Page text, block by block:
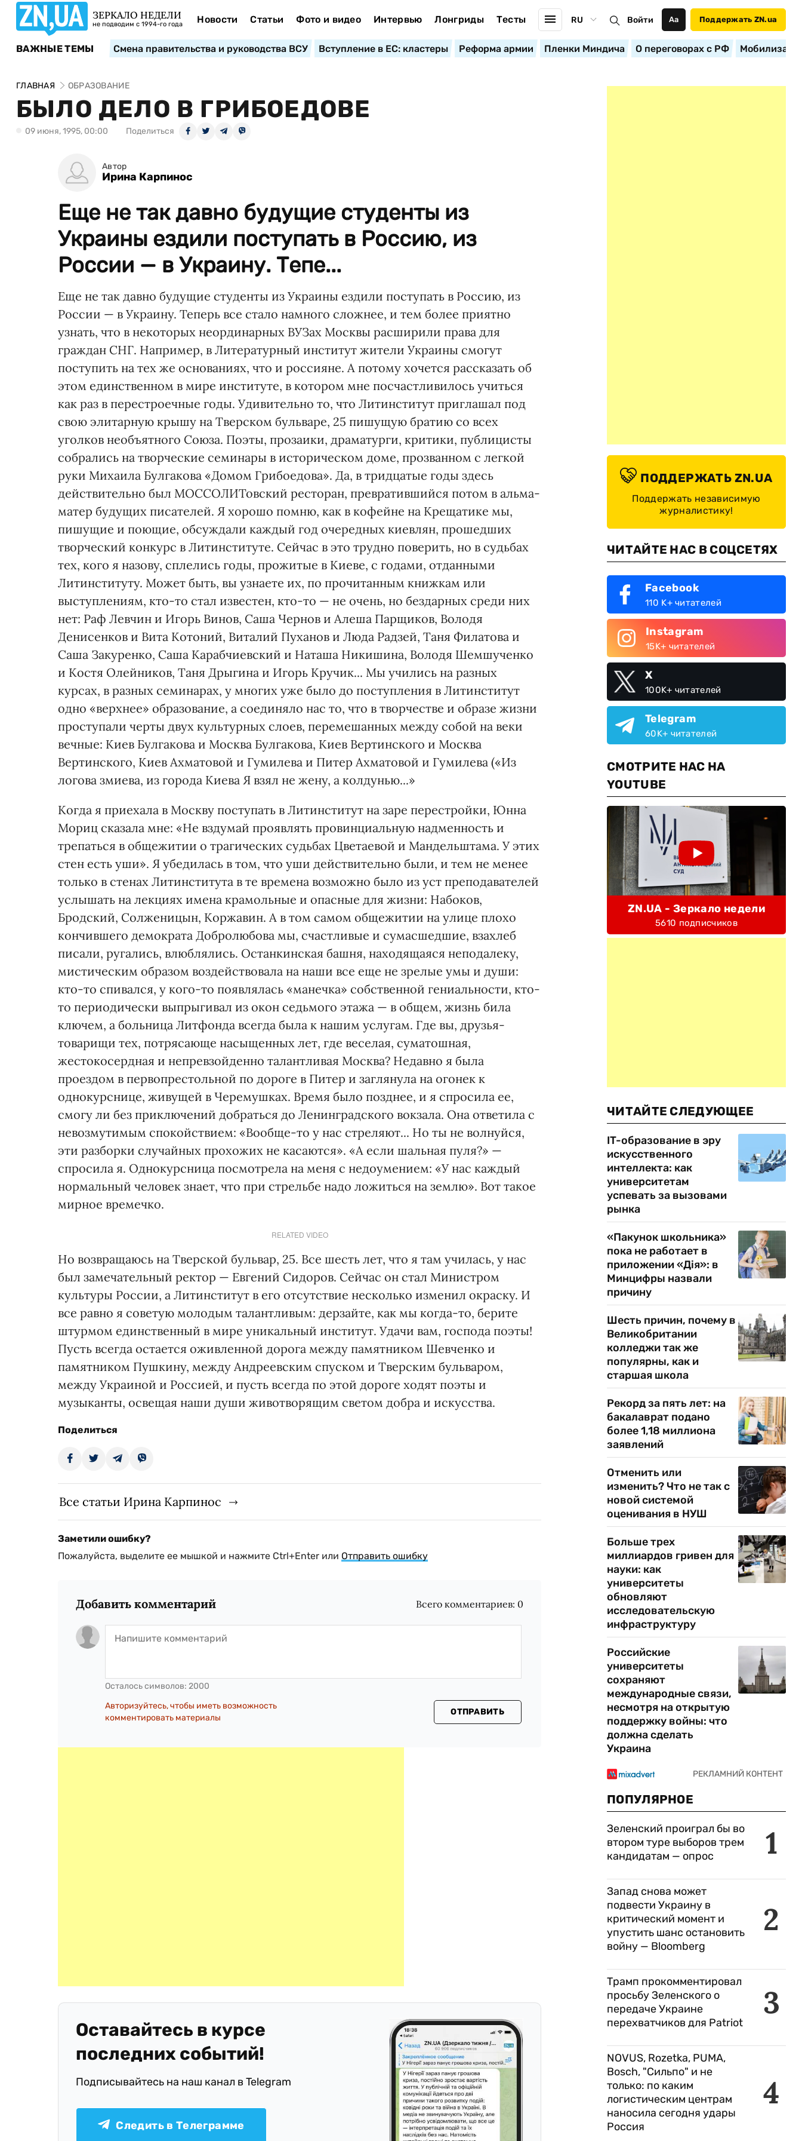
ЗЕРКАЛО НЕДЕЛИ
не подводим с 1994-го года Новости Статьи Фото и видео Интервью Лонгриды Тесты RU Войти Аа Поддержать ZN.ua
ВАЖНЫЕ ТЕМЫ Смена правительства и руководства ВСУ Вступление в ЕС: кластеры Реформа армии Пленки Миндича О переговорах с РФ
ГЛАВНАЯ ОБРАЗОВАНИЕ
БЫЛО ДЕЛО В ГРИБОЕДОВЕ
09 июня, 1995, 00:00 Поделиться
Автор
Ирина Карпинос
Еще не так давно будущие студенты из
Украины ездили поступать в Россию, из
России — в Украину. Тепе...
Еще не так давно будущие студенты из Украины ездили поступать в Россию, из
России — в Украину. Теперь все стало намного сложнее, и тем более приятно
узнать, что в некоторых неординарных ВУЗах Москвы расширили права для
граждан СНГ. Например, в Литературный институт жители Украины смогут
поступить на тех же основаниях, что и россияне. А потому хочется рассказать об
этом единственном в мире институте, в котором мне посчастливилось учиться
как раз в перестроечные годы. Удивительно то, что Литинститут приглашал под
свою элитарную крышу на Тверском бульваре, 25 пишущую братию со всех
уголков необъятного Союза. Поэты, прозаики, драматурги, критики, публицисты
собрались на творческие семинары в историческом доме, прозванном с легкой
руки Михаила Булгакова «Домом Грибоедова». Да, в тридцатые годы здесь
действительно был МОССОЛИТовский ресторан, превратившийся потом в альма-
матер будущих писателей. Я хорошо помню, как в кофейне на Крещатике мы,
пишущие и поющие, обсуждали каждый год очередных киевлян, прошедших
творческий конкурс в Литинституте. Сейчас в это трудно поверить, но в судьбах
тех, кого я назову, сплелись годы, прожитые в Киеве, с годами, отданными
Литинституту. Может быть, вы узнаете их, по прочитанным книжкам или
выступлениям, кто-то стал известен, кто-то — не очень, но бездарных среди них
нет: Раф Левчин и Игорь Винов, Саша Чернов и Алеша Парщиков, Володя
Денисенков и Вита Котоний, Виталий Пуханов и Люда Радзей, Таня Филатова и
Саша Закуренко, Саша Карабчиевский и Наташа Никишина, Володя Шемшученко
и Костя Олейников, Таня Дрыгина и Игорь Кручик... Мы учились на разных
курсах, в разных семинарах, у многих уже было до поступления в Литинститут
одно «верхнее» образование, а соединяло нас то, что в творчестве и образе жизни
проступали черты двух культурных слоев, перемешанных между собой на веки
вечные: Киев Булгакова и Москва Булгакова, Киев Вертинского и Москва
Вертинского, Киев Ахматовой и Гумилева и Питер Ахматовой и Гумилева («Из
логова змиева, из города Киева Я взял не жену, а колдунью...»
Когда я приехала в Москву поступать в Литинститут на заре перестройки, Юнна
Мориц сказала мне: «Не вздумай проявлять провинциальную надменность и
трепаться в общежитии о трагических судьбах Цветаевой и Мандельштама. У этих
стен есть уши». Я убедилась в том, что уши действительно были, и тем не менее
только в стенах Литинститута в те времена возможно было из уст преподавателей
услышать на лекциях имена крамольные и опасные для жизни: Набоков,
Бродский, Солженицын, Коржавин. А в том самом общежитии на улице плохо
кончившего демократа Добролюбова мы, счастливые и сумасшедшие, взахлеб
писали, ругались, влюблялись. Останкинская башня, находящаяся неподалеку,
мистическим образом воздействовала на наши все еще не зрелые умы и души:
кто-то спивался, у кого-то появлялась «манечка» собственной гениальности, кто-
то периодически выпрыгивал из окон седьмого этажа — в общем, жизнь била
ключем, а больница Литфонда всегда была к нашим услугам. Где вы, друзья-
товарищи тех, потрясающе насыщенных лет, где веселая, суматошная,
жестокосердная и непревзойденно талантливая Москва? Недавно я была
проездом в первопрестольной по дороге в Питер и заглянула на огонек к
однокурснице, живущей в Черемушках. Время было позднее, и я спросила ее,
смогу ли без приключений добраться до Ленинградского вокзала. Она ответила с
невозмутимым спокойствием: «Вообще-то у нас стреляют... Но ты не волнуйся,
эти разборки случайных прохожих не касаются». «А если шальная пуля?» —
спросила я. Однокурсница посмотрела на меня с недоумением: «У нас каждый
нормальный человек знает, что при стрельбе надо ложиться на землю». Вот такое
мирное времечко.
RELATED VIDEO
Но возвращаюсь на Тверской бульвар, 25. Все шесть лет, что я там училась, у нас
был замечательный ректор — Евгений Сидоров. Сейчас он стал Министром
культуры России, а Литинститут в его отсутствие несколько изменил окраску. И
все равно я советую молодым талантливым: дерзайте, как мы когда-то, берите
штурмом единственный в мире уникальный институт. Удачи вам, господа поэты!
Пусть всегда остается оживленной дорога между памятником Шевченко и
памятником Пушкину, между Андреевским спуском и Тверским бульваром,
между Украиной и Россией, и пусть всегда по этой дороге ходят поэты и
музыканты, освещая наши души животворящим светом добра и искусства.
Поделиться
Все статьи Ирина Карпинос
Заметили ошибку?
Пожалуйста, выделите ее мышкой и нажмите Ctrl+Enter или Отправить ошибку
Добавить комментарий Всего комментариев: 0
Осталось символов: 2000
Авторизуйтесь, чтобы иметь возможность
комментировать материалы
ОТПРАВИТЬ
Оставайтесь в курсе
последних событий!
Подписывайтесь на наш канал в Telegram
Следить в Телеграмме
ПОДДЕРЖАТЬ ZN.UA
Поддержать независимую
журналистику!
ЧИТАЙТЕ НАС В СОЦСЕТЯХ
Facebook
110 K+ читателей
Instagram
15K+ читателей
X
100K+ читателей
Telegram
60K+ читателей
СМОТРИТЕ НАС НА
YOUTUBE
ZN.UA - Зеркало недели
5610 подписчиков
ЧИТАЙТЕ СЛЕДУЮЩЕЕ
IT-образование в эру
искусственного
интеллекта: как
университетам
успевать за вызовами
рынка
«Пакунок школьника»
пока не работает в
приложении «Дія»: в
Минцифры назвали
причину
Шесть причин, почему в
Великобритании
колледжи так же
популярны, как и
старшая школа
Рекорд за пять лет: на
бакалаврат подано
более 1,18 миллиона
заявлений
Отменить или
изменить? Что не так с
новой системой
оценивания в НУШ
Больше трех
миллиардов гривен для
науки: как
университеты
обновляют
исследовательскую
инфраструктуру
Российские
университеты
сохраняют
международные связи,
несмотря на открытую
поддержку войны: что
должна сделать
Украина
ПОПУЛЯРНОЕ
1
Зеленский проиграл бы во
втором туре выборов трем
кандидатам — опрос
2
Запад снова может
подвести Украину в
критический момент и
упустить шанс остановить
войну — Bloomberg
3
Трамп прокомментировал
просьбу Зеленского о
передаче Украине
перехватчиков для Patriot
4
NOVUS, Rozetka, PUMA,
Bosch, "Сильпо" и не
только: по каким
логистическим центрам
наносила сегодня удары
Россия